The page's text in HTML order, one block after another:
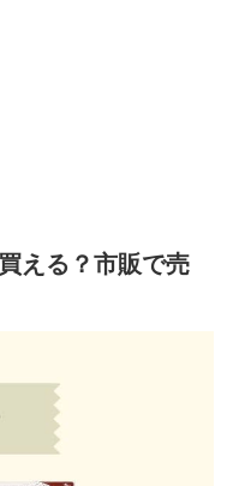
える？市販で売